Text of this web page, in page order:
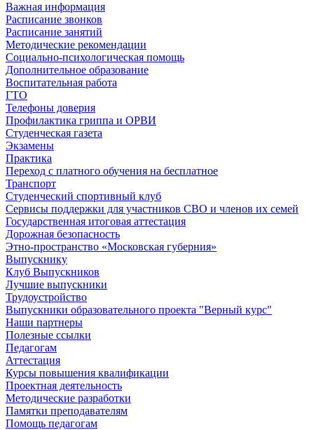
Важная информация
Расписание звонков
Расписание занятий
Методические рекомендации
Социально-психологическая помощь
Дополнительное образование
Воспитательная работа
ГТО
Телефоны доверия
Профилактика гриппа и ОРВИ
Cтуденческая газета
Экзамены
Практика
Переход с платного обучения на бесплатное
Транспорт
Студенческий спортивный клуб
Сервисы поддержки для участников СВО и членов их семей
Государственная итоговая аттестация
Дорожная безопасность
Этно-пространство «Московская губерния»
Выпускнику
Клуб Выпускников
Лучшие выпускники
Трудоустройство
Выпускники образовательного проекта "Верный курс"
Наши партнеры
Полезные ссылки
Педагогам
Аттестация
Курсы повышения квалификации
Проектная деятельность
Методические разработки
Памятки преподавателям
Помощь педагогам